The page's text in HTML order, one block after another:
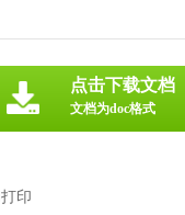
印
点击下载文档
文档为doc格式